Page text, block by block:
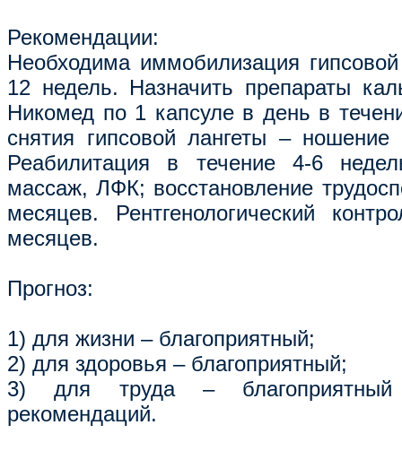
Рекомендации:
Необходима иммобилизация
12 недель. Назначить препараты
Никомед по 1 капсуле в день в
снятия гипсовой лангеты – ношение
Реабилитация в течение 4-6
массаж, ЛФК; восстановление
месяцев. Рентгенологический
месяцев.
Прогноз:
1) для жизни – благоприятный;
2) для здоровья – благоприятный;
3) для труда –
рекомендаций.